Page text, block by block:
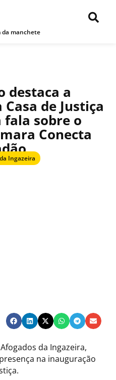
da manchete
destaca a
de Justiça
fala sobre o
Conecta
Ingazeira
da Ingazeira,
na inauguração